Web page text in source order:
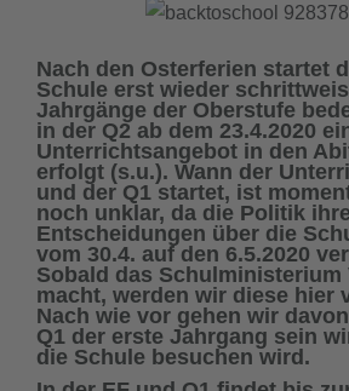
Nach den Osterferien startet
Schule erst wieder
Jahrgänge der Oberstufe
in der Q2 ab dem 23.4.2020
Unterrichtsangebot in den
erfolgt (s.u.). Wann der
und der Q1 startet, ist
noch unklar, da die Politik ihre
Entscheidungen über die
vom 30.4. auf den 6.5.2020
Sobald das Schulministerium
macht, werden wir diese hier
Nach wie vor gehen wir
Q1 der erste Jahrgang sein
die Schule besuchen wird.
schulsozialarbeit
jahresbericht online
unterrichtszeiten
schulordnung
schiller.news
schiller treff - schüler café
übermittagsbetreuung
downloads
termine
schiller.unterwegs
sozialpraktikum
sportliches
schulsanitäter
kompetenz-medien
kunst - musik - literatur
wahlpflichtbereich
begabtenförderung
studien- und berufsorientierung